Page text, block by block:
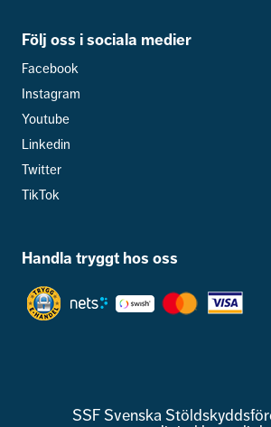
Följ oss i sociala medier
Facebook
Instagram
Youtube
Linkedin
Twitter
TikTok
Handla tryggt hos oss
SSF Svenska